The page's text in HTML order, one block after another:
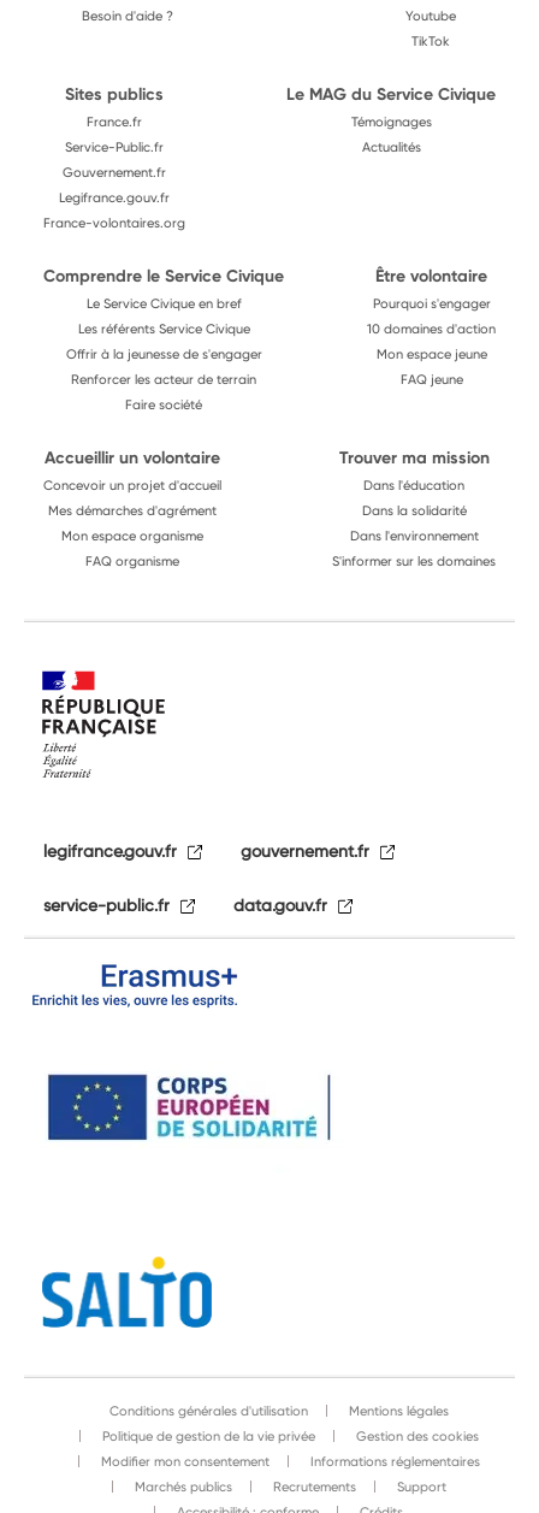
Besoin d'aide ?
Youtube
TikTok
Sites publics
France.fr
Service-Public.fr
Gouvernement.fr
Legifrance.gouv.fr
France-volontaires.org
Le MAG du Service Civique
Témoignages
Actualités
Comprendre le Service Civique
Le Service Civique en bref
Les référents Service Civique
Offrir à la jeunesse de s'engager
Renforcer les acteur de terrain
Faire société
Être volontaire
Pourquoi s'engager
10 domaines d'action
Mon espace jeune
FAQ jeune
Accueillir un volontaire
Concevoir un projet d'accueil
Mes démarches d'agrément
Mon espace organisme
FAQ organisme
Trouver ma mission
Dans l'éducation
Dans la solidarité
Dans l'environnement
S'informer sur les domaines
legifrance.gouv.fr gouvernement.fr
service-public.fr data.gouv.fr
Conditions générales d'utilisation
Mentions légales
Politique de gestion de la vie privée
Gestion des cookies
Modifier mon consentement
Informations réglementaires
Marchés publics
Recrutements
Support